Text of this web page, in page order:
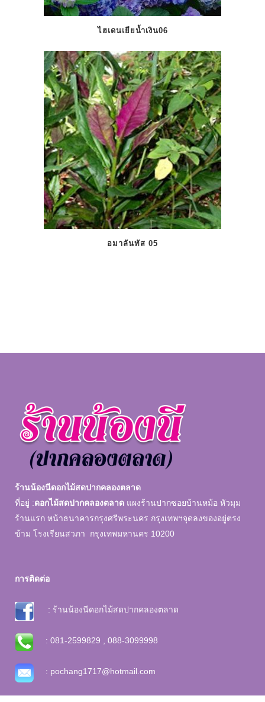
ไฮเดนเยียน้ำเงิน06
อมาลันทัส 05
ร้านน้องนีดอกไม้สดปากคลองตลาด
ที่อยู่ :ดอกไม้สดปากคลองตลาด แผงร้านปากซอยบ้านหม้อ หัวมุม
ร้านแรก หน้าธนาคารกรุงศรีพระนคร กรุงเทพฯจุดลงของอยู่ตรง
ข้าม โรงเรียนสวภา กรุงเทพมหานคร 10200
การติดต่อ
: ร้านน้องนีดอกไม้สดปากคลองตลาด
: 081-2599829 , 088-3099998
: pochang1717@hotmail.com